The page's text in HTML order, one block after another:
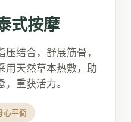
式按摩
结合，舒展筋骨，
用天然草本热敷，助
，重获活力。
心平衡